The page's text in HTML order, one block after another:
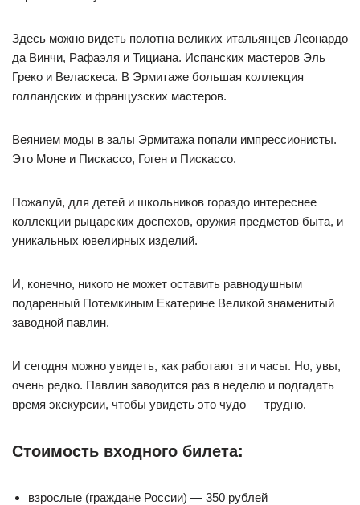
Здесь можно видеть полотна великих итальянцев Леонардо
да Винчи, Рафаэля и Тициана. Испанских мастеров Эль
Греко и Веласкеса. В Эрмитаже большая коллекция
голландских и французских мастеров.
Веянием моды в залы Эрмитажа попали импрессионисты.
Это Моне и Пискассо, Гоген и Пискассо.
Пожалуй, для детей и школьников гораздо интереснее
коллекции рыцарских доспехов, оружия предметов быта, и
уникальных ювелирных изделий.
И, конечно, никого не может оставить равнодушным
подаренный Потемкиным Екатерине Великой знаменитый
заводной павлин.
И сегодня можно увидеть, как работают эти часы. Но, увы,
очень редко. Павлин заводится раз в неделю и подгадать
время экскурсии, чтобы увидеть это чудо — трудно.
Стоимость входного билета:
взрослые (граждане России) — 350 рублей